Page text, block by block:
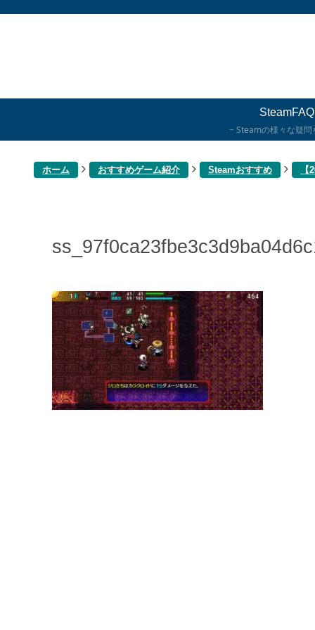
SteamFAQ
Steamの様々な疑問
ホーム おすすめゲーム紹介 Steamおすすめ